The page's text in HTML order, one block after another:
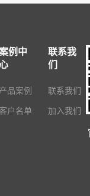
例中
产品案例
客户名单
联系我
们
联系我们
加入我们